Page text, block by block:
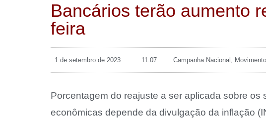
Bancários terão aumento
feira
1 de setembro de 2023 11:07 Campanha Nacional ,
Porcentagem do reajuste a ser aplicada sobre
econômicas depende da divulgação da inflação